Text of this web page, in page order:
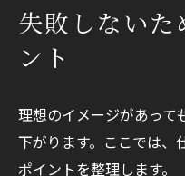
失敗しないた
ント
理想のイメージがあって
下がります。ここでは、
ポイントを整理します。